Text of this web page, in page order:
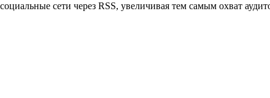
сети через RSS, увеличивая тем самым охват